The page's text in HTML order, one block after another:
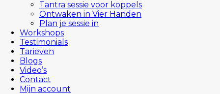
Tantra sessie voor koppels
Ontwaken in Vier Handen
Plan je sessie in
Workshops
Testimonials
Tarieven
Blogs
Video’s
Contact
Mijn account